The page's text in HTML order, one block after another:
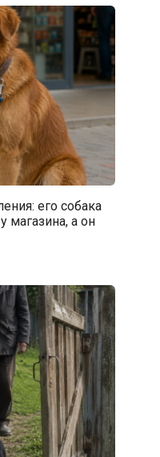
его собака
магазина, а он